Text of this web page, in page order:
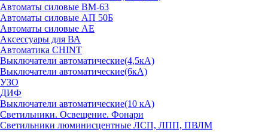
Автоматы силовые ВМ-63
Автоматы силовые АП 50Б
Автоматы силовые АЕ
Аксессуары для ВА
Автоматика CHINT
Выключатели автоматические(4,5кА)
Выключатели автоматические(6кА)
УЗО
ДИФ
Выключатели автоматические(10 кА)
Светильники. Освещение. Фонари
Светильники люминисцентные ЛСП, ЛПП, ПВЛМ